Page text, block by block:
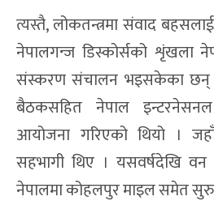
त्यस्तै, लोकतन्त्रमा संवाद
नेपालगन्ज डिस्कोर्सको शृंखला
संस्करण संचालन भइसकेका छन् ।
बैठकसहित नेपाल
आयोजना गरिएको थियो ।
सहभागी थिए । यसवर्षदेखि
नेपालमा कोहलपुर माइल समेत सुरु